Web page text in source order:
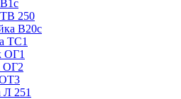
ТВ 250
В20с
ТС1
ОГ1
ОГ2
Л 251